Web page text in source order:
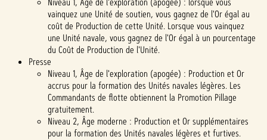
vainquez une Unité de soutien, vous gagnez de l'Or égal au
coût de Production de cette Unité. Lorsque vous vainquez
une Unité navale, vous gagnez de l'Or égal à un pourcentage
du Coût de Production de l'Unité.
Presse
Niveau 1, Âge de l'exploration (apogée) : Production et Or
accrus pour la formation des Unités navales légères. Les
Commandants de flotte obtiennent la Promotion Pillage
gratuitement.
Niveau 2, Âge moderne : Production et Or supplémentaires
pour la formation des Unités navales légères et furtives.